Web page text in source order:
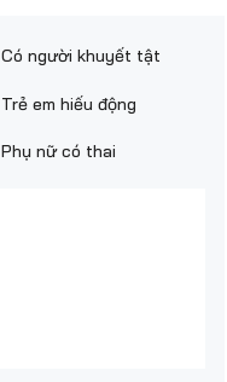
Trẻ em hiếu động
Có người khuyết tật
Phụ nữ có thai